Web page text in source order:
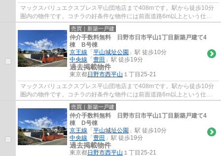
マックスバリュエクスプレス平山団地店まで408mです。駅から徒歩10分
圏内の物件です。コチラの好条件な物件には前面道路6m以上という仕様
も付いてきます。多くの方からこだわり条件で...
売買｜新築一戸建
仲介手数料無料 日野市日市平山1丁目新築戸建て4
棟 B号棟
京王線 「 平山城址公園 」駅 徒歩10分
中央線 「 豊田 」駅 徒歩19分
過去掲載物件
東京都日野市西平山 １丁目25-21
マックスバリュエクスプレス平山団地店まで408mです。駅から徒歩10分
圏内の物件です。コチラの好条件な物件には前面道路6m以上という仕様
も付いてきます。多くの方からこだわり条件で...
売買｜新築一戸建
仲介手数料無料 日野市日市平山1丁目新築戸建て4
棟 D号棟
京王線 「 平山城址公園 」駅 徒歩10分
中央線 「 豊田 」駅 徒歩19分
過去掲載物件
東京都日野市西平山 １丁目25-21